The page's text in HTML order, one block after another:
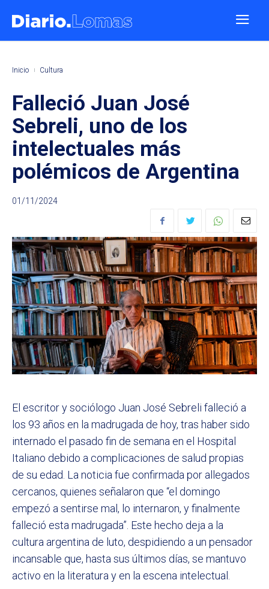
Inicio Cultura
Falleció Juan José
Sebreli, uno de los
intelectuales más
polémicos de Argentina
01/11/2024
El escritor y sociólogo Juan José Sebreli falleció a
los 93 años en la madrugada de hoy, tras haber sido
internado el pasado fin de semana en el Hospital
Italiano debido a complicaciones de salud propias
de su edad. La noticia fue confirmada por allegados
cercanos, quienes señalaron que “el domingo
empezó a sentirse mal, lo internaron, y finalmente
falleció esta madrugada”. Este hecho deja a la
cultura argentina de luto, despidiendo a un pensador
incansable que, hasta sus últimos días, se mantuvo
activo en la literatura y en la escena intelectual.